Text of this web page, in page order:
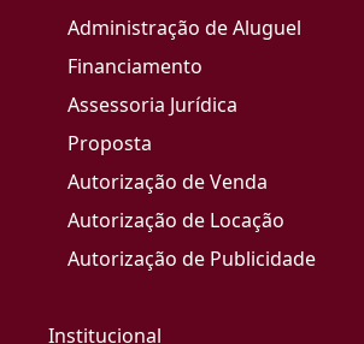
Administração de Aluguel
Financiamento
Assessoria Jurídica
Proposta
Autorização de Venda
Autorização de Locação
Autorização de Publicidade
Institucional